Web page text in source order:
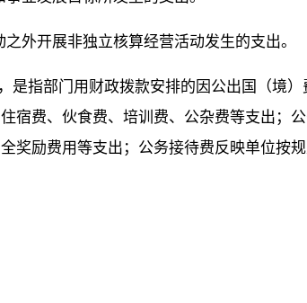
外开展非独立核算经营活动发生的支出。
是指部门用财政拨款安排的因公出国（境
宿费、伙食费、培训费、公杂费等支出；
励费用等支出；公务接待费反映单位按